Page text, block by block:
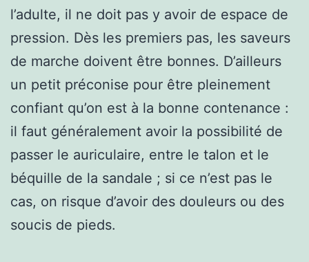
l’adulte, il ne doit pas y avoir de espace de
pression. Dès les premiers pas, les saveurs
de marche doivent être bonnes. D’ailleurs
un petit préconise pour être pleinement
confiant qu’on est à la bonne contenance :
il faut généralement avoir la possibilité de
passer le auriculaire, entre le talon et le
béquille de la sandale ; si ce n’est pas le
cas, on risque d’avoir des douleurs ou des
soucis de pieds.